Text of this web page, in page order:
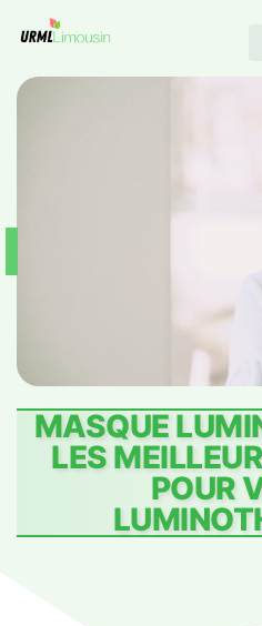
MASQUE
LES
POUR